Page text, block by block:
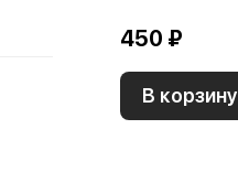
450 ₽
В корзину